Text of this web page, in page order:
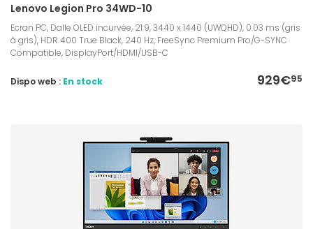
Lenovo Legion Pro 34WD-10
Ecran PC, Dalle OLED incurvée, 21:9, 3440 x 1440 (UWQHD), 0.03 ms (gris
à gris), HDR 400 True Black, 240 Hz, FreeSync Premium Pro/G-SYNC
Compatible, DisplayPort/HDMI/USB-C
929€95
Dispo web : En stock